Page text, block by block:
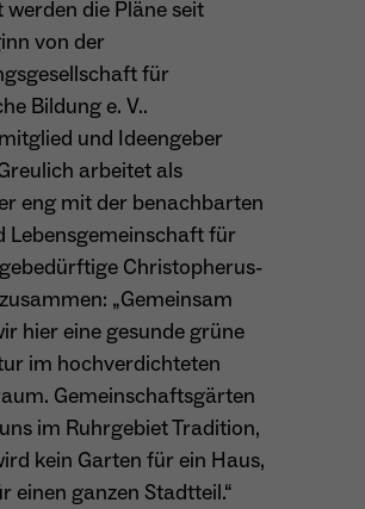
Platforms Inc. (Facebook)
von Nutzern zwischen
- Ausspielung personalisierter
- Messung von Conversions aus
Instagram-Werbung
werden die Pläne seit
von der
für
Bildung e. V..
und Ideengeber
arbeitet als
eng mit der benachbarten
Lebensgemeinschaft für
Christopherus-
„Gemeinsam
hier eine gesunde grüne
im hochverdichteten
Gemeinschaftsgärten
im Ruhrgebiet Tradition,
kein Garten für ein Haus,
einen ganzen Stadtteil.“